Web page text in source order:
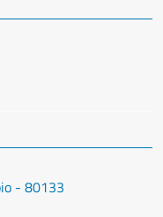
- 80133